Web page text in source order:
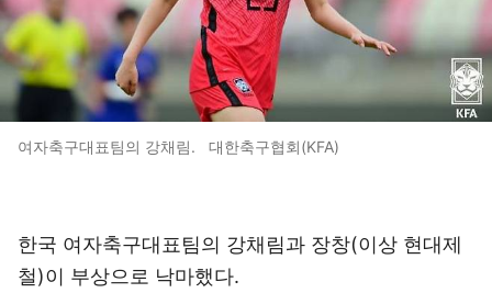
여자축구대표팀의 강채림. 대한축구협회(KFA)
한국 여자축구대표팀의 강채림과 장창(이상 현대제
철)이 부상으로 낙마했다.